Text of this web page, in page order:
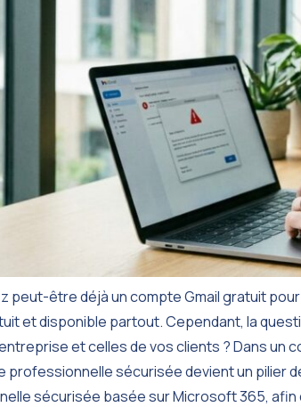
peut-être déjà un compte Gmail gratuit
et disponible partout. Cependant, la
et celles de vos clients ? Dans un
professionnelle sécurisée devient un pilier
sécurisée basée sur Microsoft 365,